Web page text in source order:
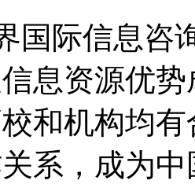
国际信息咨
息资源优
和机构均
系，成为